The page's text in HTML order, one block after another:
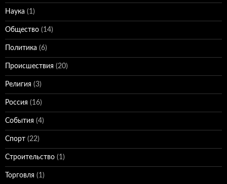
Наука (1)
Общество (14)
Политика (6)
Происшествия (20)
Религия (3)
Россия (16)
События (4)
Спорт (22)
Строительство (1)
Торговля (1)